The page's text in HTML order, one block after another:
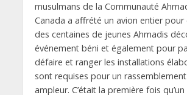
musulmans de la Communauté
Canada a affrété un avion entier pour
des centaines de jeunes Ahmadis
événement béni et également pour
défaire et ranger les installations
sont requises pour un rassemblement
ampleur. C’était la première fois